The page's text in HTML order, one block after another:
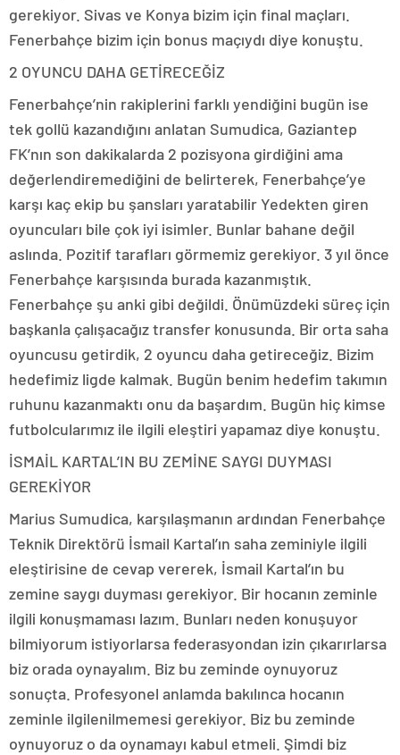
gerekiyor. Sivas ve Konya bizim için final maçları.
Fenerbahçe bizim için bonus maçıydı diye konuştu.
2 OYUNCU DAHA GETİRECEĞİZ
Fenerbahçe’nin rakiplerini farklı yendiğini bugün ise
tek gollü kazandığını anlatan Sumudica, Gaziantep
FK’nın son dakikalarda 2 pozisyona girdiğini ama
değerlendiremediğini de belirterek, Fenerbahçe’ye
karşı kaç ekip bu şansları yaratabilir Yedekten giren
oyuncuları bile çok iyi isimler. Bunlar bahane değil
aslında. Pozitif tarafları görmemiz gerekiyor. 3 yıl önce
Fenerbahçe karşısında burada kazanmıştık.
Fenerbahçe şu anki gibi değildi. Önümüzdeki süreç için
başkanla çalışacağız transfer konusunda. Bir orta saha
oyuncusu getirdik, 2 oyuncu daha getireceğiz. Bizim
hedefimiz ligde kalmak. Bugün benim hedefim takımın
ruhunu kazanmaktı onu da başardım. Bugün hiç kimse
futbolcularımız ile ilgili eleştiri yapamaz diye konuştu.
İSMAİL KARTAL’IN BU ZEMİNE SAYGI DUYMASI
GEREKİYOR
Marius Sumudica, karşılaşmanın ardından Fenerbahçe
Teknik Direktörü İsmail Kartal’ın saha zeminiyle ilgili
eleştirisine de cevap vererek, İsmail Kartal’ın bu
zemine saygı duyması gerekiyor. Bir hocanın zeminle
ilgili konuşmaması lazım. Bunları neden konuşuyor
bilmiyorum istiyorlarsa federasyondan izin çıkarırlarsa
biz orada oynayalım. Biz bu zeminde oynuyoruz
sonuçta. Profesyonel anlamda bakılınca hocanın
zeminle ilgilenilmemesi gerekiyor. Biz bu zeminde
oynuyoruz o da oynamayı kabul etmeli. Şimdi biz